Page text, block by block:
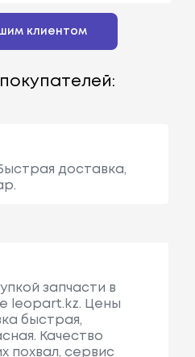
клиентом
доставка,
запчасти в
leopart.kz. Цены
быстрая,
Качество
похвал, сервис